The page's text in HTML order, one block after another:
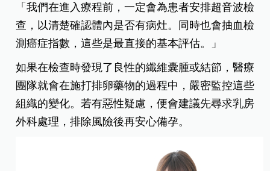
「我們在進入療程前，一定會為患者安排超音波檢
查，以清楚確認體內是否有病灶。同時也會抽血檢
測癌症指數，這些是最直接的基本評估。」
如果在檢查時發現了良性的纖維囊腫或結節，醫療
團隊就會在施打排卵藥物的過程中，嚴密監控這些
組織的變化。若有惡性疑慮，便會建議先尋求乳房
外科處理，排除風險後再安心備孕。